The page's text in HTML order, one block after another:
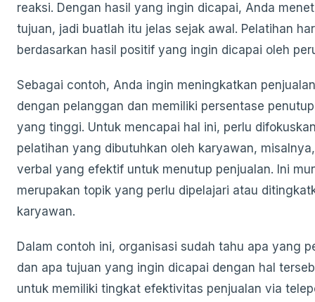
reaksi. Dengan hasil yang ingin dicapai, Anda
tujuan, jadi buatlah itu jelas sejak awal. Pelatihan
berdasarkan hasil positif yang ingin dicapai oleh
Sebagai contoh, Anda ingin meningkatkan
dengan pelanggan dan memiliki persentase
yang tinggi. Untuk mencapai hal ini, perlu
pelatihan yang dibutuhkan oleh karyawan,
verbal yang efektif untuk menutup penjualan. Ini
merupakan topik yang perlu dipelajari atau
karyawan.
Dalam contoh ini, organisasi sudah tahu apa yang
dan apa tujuan yang ingin dicapai dengan hal
untuk memiliki tingkat efektivitas penjualan via